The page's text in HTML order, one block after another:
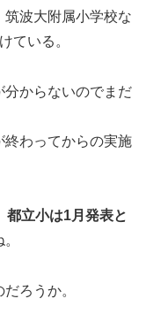
波大附属小学校な
ている。
分からないのでまだ
終わってからの実施
都立小は1月発表と
ろうか。